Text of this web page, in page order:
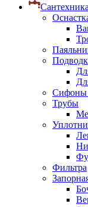
Сантехника
Сифоны
Трубы
Фильтра